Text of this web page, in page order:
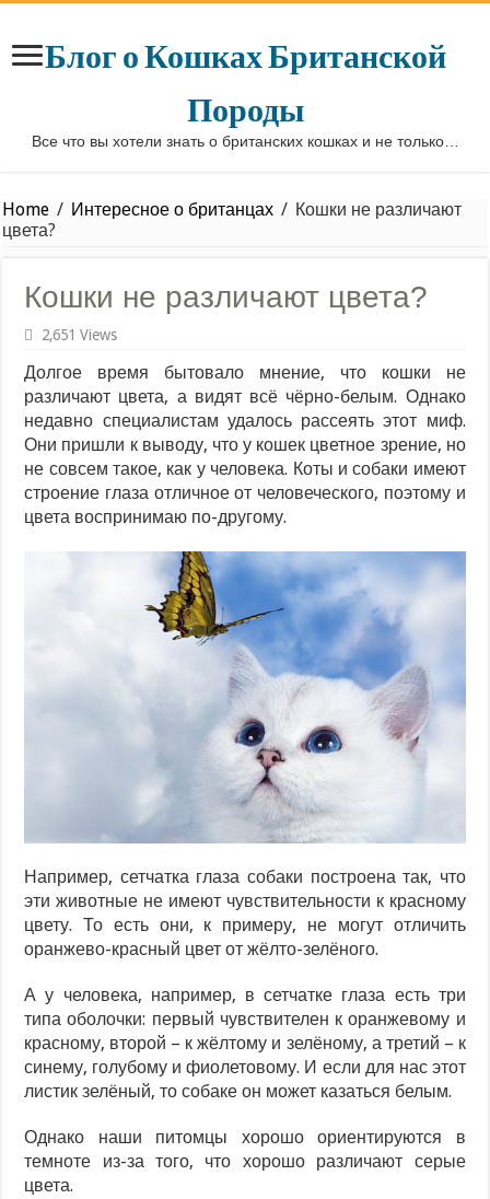
Блог о Кошках Британской
Породы
Все что вы хотели знать о британских кошках и не только…
Home / Интересное о британцах / Кошки не различают
цвета?
Кошки не различают цвета?
2,651 Views
Долгое время бытовало мнение, что кошки не
различают цвета, а видят всё чёрно-белым. Однако
недавно специалистам удалось рассеять этот миф.
Они пришли к выводу, что у кошек цветное зрение, но
не совсем такое, как у человека. Коты и собаки имеют
строение глаза отличное от человеческого, поэтому и
цвета воспринимаю по-другому.
Например, сетчатка глаза собаки построена так, что
эти животные не имеют чувствительности к красному
цвету. То есть они, к примеру, не могут отличить
оранжево-красный цвет от жёлто-зелёного.
А у человека, например, в сетчатке глаза есть три
типа оболочки: первый чувствителен к оранжевому и
красному, второй – к жёлтому и зелёному, а третий – к
синему, голубому и фиолетовому. И если для нас этот
листик зелёный, то собаке он может казаться белым.
Однако наши питомцы хорошо ориентируются в
темноте из-за того, что хорошо различают серые
цвета.